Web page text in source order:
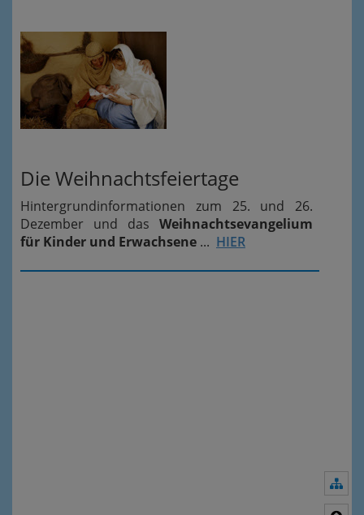
Die Weihnachtsfeiertage
Hintergrundinformationen zum 25. und 26.
Dezember und das Weihnachtsevangelium
für Kinder und Erwachsene ... HIER